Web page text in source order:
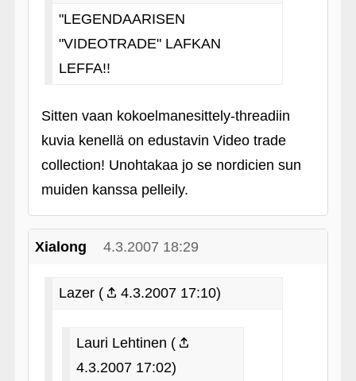
"LEGENDAARISEN
"VIDEOTRADE" LAFKAN
LEFFA!!
Sitten vaan kokoelmanesittely-threadiin
kuvia kenellä on edustavin Video trade
collection! Unohtakaa jo se nordicien sun
muiden kanssa pelleily.
Xialong 4.3.2007 18:29
Lazer ( 4.3.2007 17:10)
Lauri Lehtinen (
4.3.2007 17:02)